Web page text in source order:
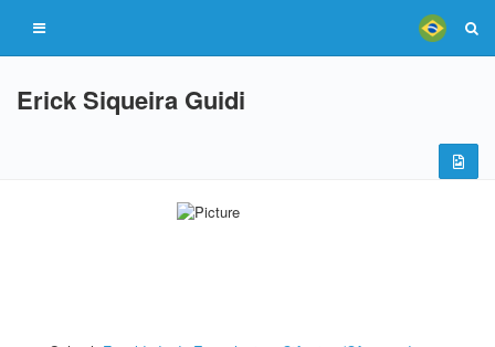
Erick Siqueira Guidi